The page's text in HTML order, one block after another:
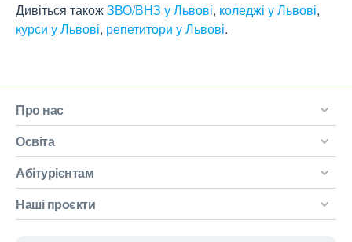
Дивіться такожЗВО/ВНЗ у Львові, коледжі у Львові,
курси у Львові, репетитори у Львові.
Про нас
Освіта
Абітурієнтам
Наші проєкти